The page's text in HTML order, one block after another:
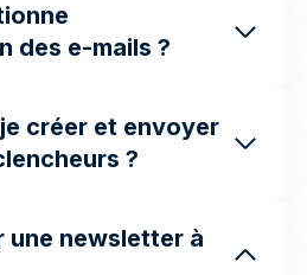
des e-mails ?
créer et envoyer
?
une newsletter à